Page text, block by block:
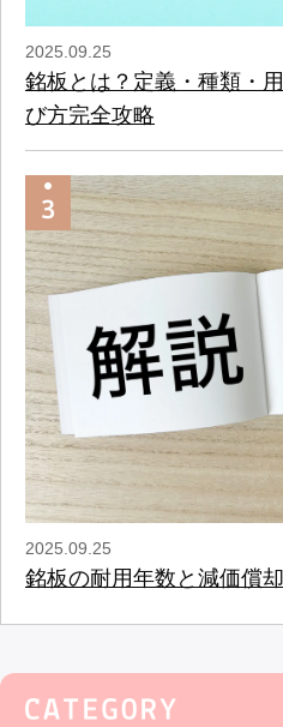
2025.09.25
銘板とは？定義・種類・
び方完全攻略
2025.09.25
銘板の耐用年数と減価償